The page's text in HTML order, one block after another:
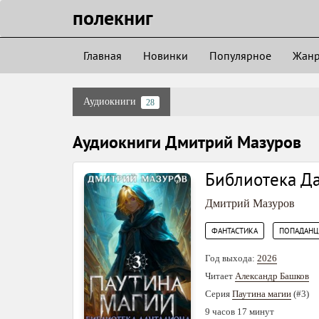
полекниг
Главная Новинки Популярное
Аудиокниги 28
Аудиокниги Дмитрий Мазуров
Библиотека
Дмитрий Мазуров
ФАНТАСТИКА
Год выхода: 2026
Читает Александр Башков
Серия Паутина магии (#3)
9 часов 17 минут